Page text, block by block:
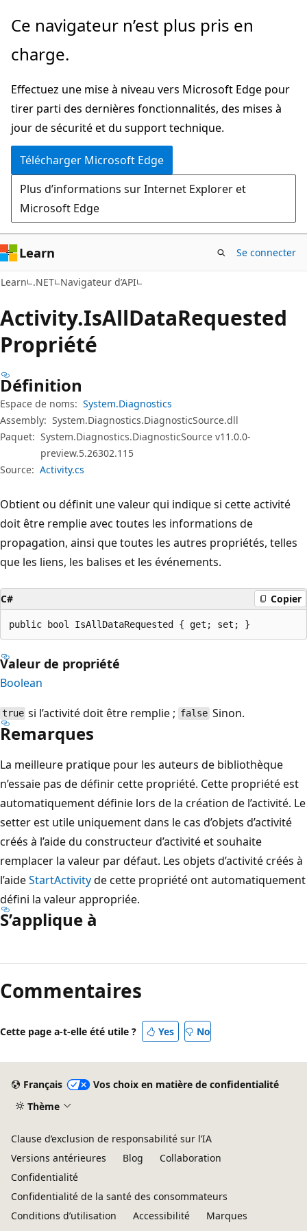
Passer
directement
au
principal
Passer
la
dans
la
page
Ce navigateur n’est plus pris en
charge.
Effectuez une mise à niveau vers Microsoft Edge pour
tirer parti des dernières fonctionnalités, des mises à
jour de sécurité et du support technique.
Télécharger Microsoft Edge
Plus d’informations sur Internet Explorer et
Microsoft Edge
Learn Se connecter
Learn .NET Navigateur d’API
Activity.IsAllDataRequested
Propriété
Définition
Espace de noms: System.Diagnostics
Assembly: System.Diagnostics.DiagnosticSource.dll
Paquet: System.Diagnostics.DiagnosticSource v11.0.0-
preview.5.26302.115
Source: Activity.cs
Obtient ou définit une valeur qui indique si cette activité
doit être remplie avec toutes les informations de
propagation, ainsi que toutes les autres propriétés, telles
que les liens, les balises et les événements.
C# Copier
public bool IsAllDataRequested { get; set; }
Valeur de propriété
Boolean
true si l’activité doit être remplie ; falseSinon.
Remarques
La meilleure pratique pour les auteurs de bibliothèque
n’essaie pas de définir cette propriété. Cette propriété est
automatiquement définie lors de la création de l’activité. Le
setter est utile uniquement dans le cas d’objets d’activité
créés à l’aide du constructeur d’activité et souhaite
remplacer la valeur par défaut. Les objets d’activité créés à
l’aideStartActivityde cette propriété ont automatiquement
défini la valeur appropriée.
S’applique à
lecture
désactivé
Commentaires
Cette page a-t-elle été utile ? Yes No
Français
Vos choix en matière de confidentialité
Thème
Clause d’exclusion de responsabilité sur l’IA
Versions antérieures
Blog
Collaboration
Confidentialité
Confidentialité de la santé des consommateurs
Conditions d’utilisation
Accessibilité
Marques